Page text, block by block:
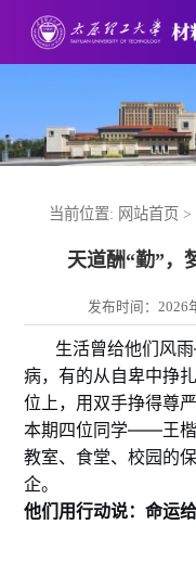
当前位置: 网站首页 >
天道酬“勤”
发布时间：2026
生活曾给他们风
病，有的从自卑中挣
位上，用双手挣得尊
本期四位同学——王楷
教室、食堂、校园的
企。
他们用行动说：命运